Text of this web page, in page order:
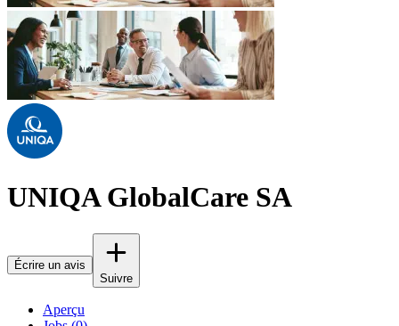
UNIQA GlobalCare SA
Écrire un avis
Suivre
Aperçu